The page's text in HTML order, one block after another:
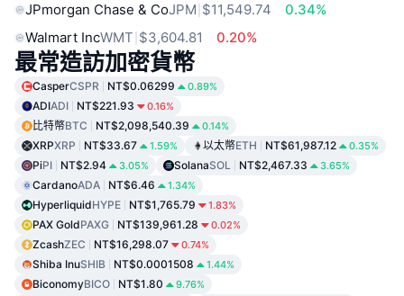
JPmorgan Chase & CoJPM $11,549.74
0.34%
Walmart IncWMT $3,604.81 0.20%
最常造訪加密貨幣
CasperCSPR NT$0.06299 0.89%
ADIADI NT$221.93 0.16%
比特幣BTC NT$2,098,540.39 0.14%
XRPXRP NT$33.67 1.59% 以太幣ETH NT$61,987.12 0.35%
PiPI NT$2.94 3.05% SolanaSOL NT$2,467.33 3.65%
CardanoADA NT$6.46 1.34%
HyperliquidHYPE NT$1,765.79 1.83%
PAX GoldPAXG NT$139,961.28 0.02%
ZcashZEC NT$16,298.07 0.74%
Shiba InuSHIB NT$0.0001508 1.44%
BiconomyBICO NT$1.80 9.76%